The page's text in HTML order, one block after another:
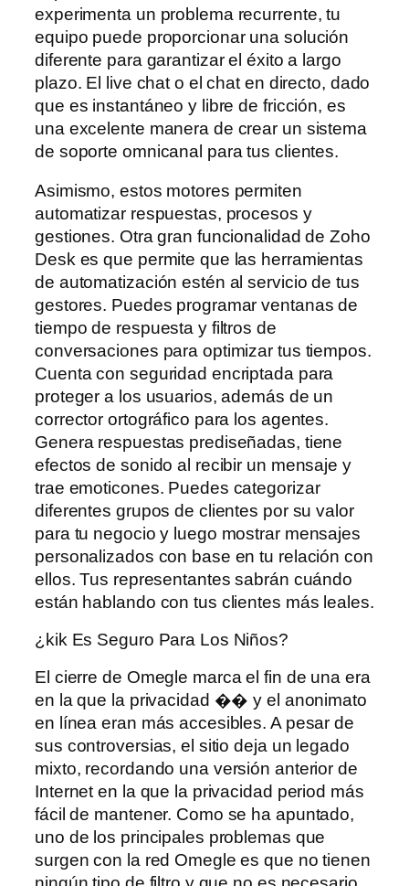
experimenta un problema recurrente, tu
equipo puede proporcionar una solución
diferente para garantizar el éxito a largo
plazo. El live chat o el chat en directo, dado
que es instantáneo y libre de fricción, es
una excelente manera de crear un sistema
de soporte omnicanal para tus clientes.
Asimismo, estos motores permiten
automatizar respuestas, procesos y
gestiones. Otra gran funcionalidad de Zoho
Desk es que permite que las herramientas
de automatización estén al servicio de tus
gestores. Puedes programar ventanas de
tiempo de respuesta y filtros de
conversaciones para optimizar tus tiempos.
Cuenta con seguridad encriptada para
proteger a los usuarios, además de un
corrector ortográfico para los agentes.
Genera respuestas prediseñadas, tiene
efectos de sonido al recibir un mensaje y
trae emoticones. Puedes categorizar
diferentes grupos de clientes por su valor
para tu negocio y luego mostrar mensajes
personalizados con base ​​en tu relación con
ellos. Tus representantes sabrán cuándo
están hablando con tus clientes más leales.
¿kik Es Seguro Para Los Niños?
El cierre de Omegle marca el fin de una era
en la que la privacidad �� y el anonimato
en línea eran más accesibles. A pesar de
sus controversias, el sitio deja un legado
mixto, recordando una versión anterior de
Internet en la que la privacidad period más
fácil de mantener. Como se ha apuntado,
uno de los principales problemas que
surgen con la red Omegle es que no tienen